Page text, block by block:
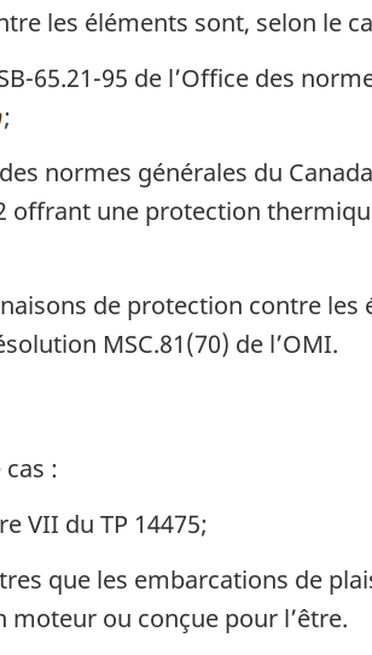
les éléments sont, selon le
65.21-95 de l’Office des
;
normes générales du
offrant une protection
de protection contre les
MSC.81(70) de l’OMI.
:
VII du TP 14475;
que les embarcations de
ou conçue pour l’être.